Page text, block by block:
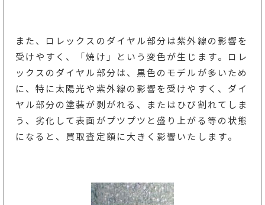
また、ロレックスのダイヤル部分は紫外線の影響を
受けやすく、「焼け」という変色が生じます。ロレ
ックスのダイヤル部分は、黒色のモデルが多いため
に、特に太陽光や紫外線の影響を受けやすく、ダイ
ヤル部分の塗装が剥がれる、またはひび割れてしま
う、劣化して表面がプツプツと盛り上がる等の状態
になると、買取査定額に大きく影響いたします。